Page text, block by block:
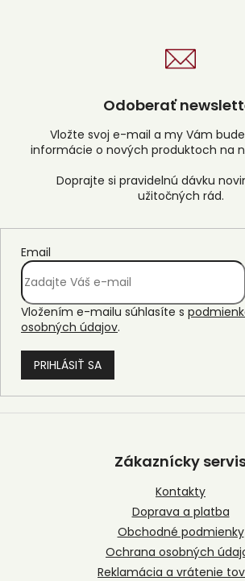
Odoberať
Vložte svoj e-mail a my Vám
informácie o nových produktoch na
Email
Vložením e-mailu súhlasíte s
osobných údajov.
PRIHLÁSIŤ SA
Z
Zákaznícky
Kontakty
Doprava a platba
Obchodné podmienky
Ochrana osobných
Reklamácia a vrátenie